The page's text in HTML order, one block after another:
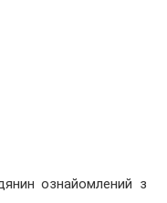
ознайомлений з